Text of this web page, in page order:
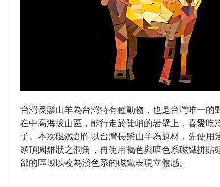
台灣長鬃山羊為台灣特有種動物，也是台灣唯一的
在中高海拔山區，能行走於陡峭的岩壁上，喜愛吃
子。本次磁鐵創作以台灣長鬃山羊為題材，先使用
頭頂圓錐狀之洞角，再使用褐色與暗色系磁鐵拼貼
部的區域以較為淺色系的磁鐵表現立體感。